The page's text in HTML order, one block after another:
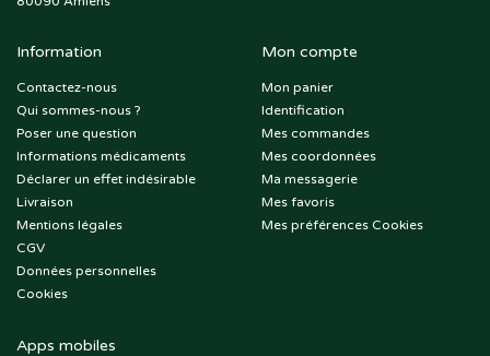
Information
Contactez-nous
Qui sommes-nous ?
Poser une question
Informations médicaments
Déclarer un effet indésirable
Livraison
Mentions légales
CGV
Données personnelles
Cookies
Mon compte
Mon panier
Identification
Mes commandes
Mes coordonnées
Ma messagerie
Mes favoris
Mes préférences Cookies
Apps mobiles